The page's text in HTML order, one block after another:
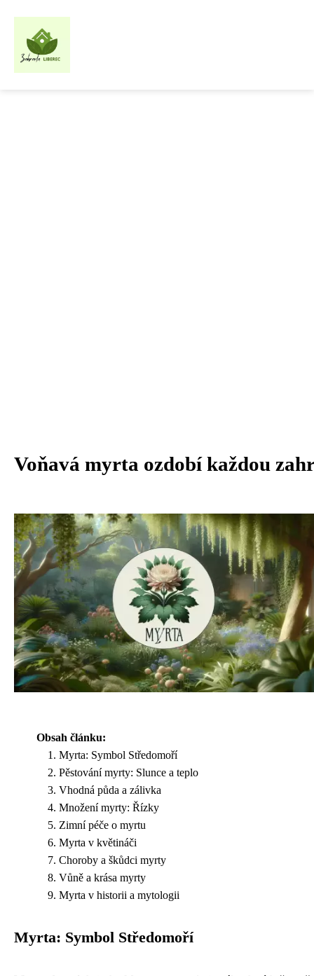
Voňavá myrta ozdobí každou
Obsah článku:
Myrta: Symbol Středomoří
Pěstování myrty: Slunce a teplo
Vhodná půda a zálivka
Množení myrty: Řízky
Zimní péče o myrtu
Myrta v květináči
Choroby a škůdci myrty
Vůně a krása myrty
Myrta v historii a mytologii
Myrta: Symbol Středomoří